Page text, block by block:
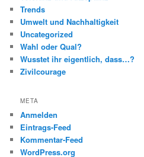
Trends
Umwelt und Nachhaltigkeit
Uncategorized
Wahl oder Qual?
Wusstet ihr eigentlich, dass…?
Zivilcourage
META
Anmelden
Eintrags-Feed
Kommentar-Feed
WordPress.org